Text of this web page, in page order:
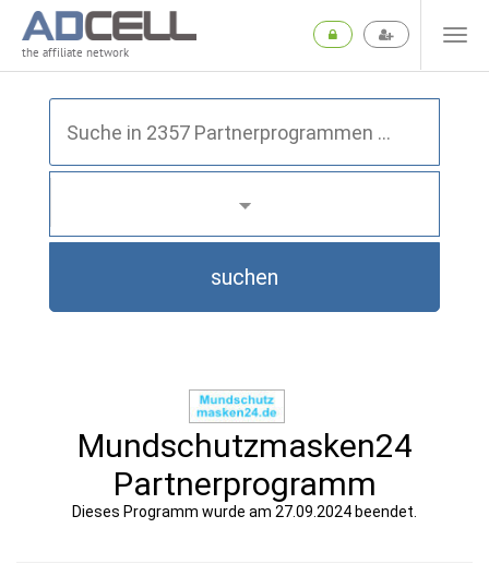
the affiliate network
suchen
Mundschutzmasken24
Partnerprogramm
Dieses Programm wurde am 27.09.2024 beendet.